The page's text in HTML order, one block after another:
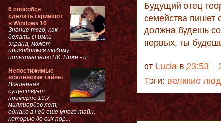
Будущий отец
семейства пишет
должна будешь
первых, ты
от Lucia в 23:53
Тэги: великие
6 способов
сделать скриншот
в Windows 10
Знание того, как
делать снимки
экрана, может
пригодиться любому
пользователю ПК. Ниже - о...
Непостижимые
вселенские тайны
Вселенная
существует
примерно 13,7
миллиардов лет,
однако в ней еще много тайн,
которые до сих пор...